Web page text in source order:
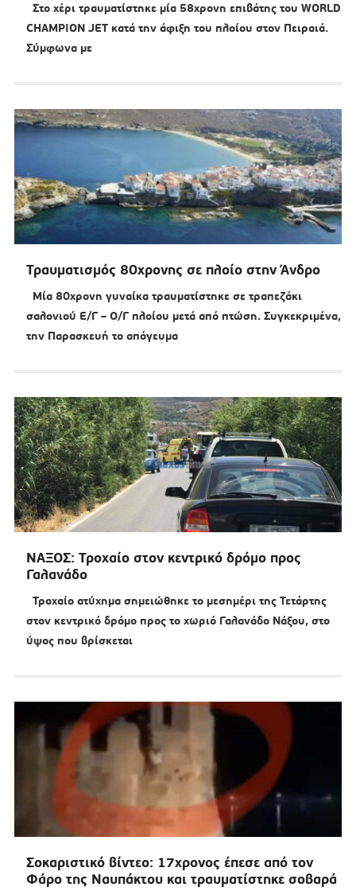
Στο χέρι τραυματίστηκε μία 58χρονη επιβάτης του WORLD
CHAMPION JET κατά την άφιξη του πλοίου στον Πειραιά.
Σύμφωνα με
Τραυματισμός 80χρονης σε πλοίο στην Άνδρο
Μία 80χρονη γυναίκα τραυματίστηκε σε τραπεζάκι
σαλονιού Ε/Γ – Ο/Γ πλοίου μετά από πτώση. Συγκεκριμένα,
την Παρασκευή το απόγευμα
ΝΑΞΟΣ: Τροχαίο στον κεντρικό δρόμο προς
Γαλανάδο
Τροχαίο ατύχημα σημειώθηκε το μεσημέρι της Τετάρτης
στον κεντρικό δρόμο προς το χωριό Γαλανάδο Νάξου, στο
ύψος που βρίσκεται
Σοκαριστικό βίντεο: 17χρονος έπεσε από τον
Φάρο της Ναυπάκτου και τραυματίστηκε σοβαρά